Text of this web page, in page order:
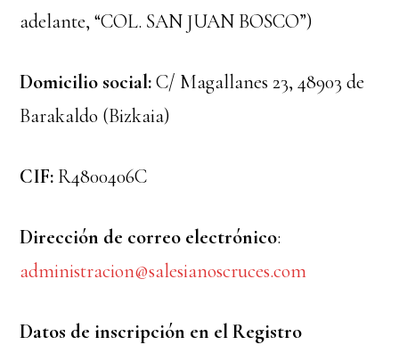
adelante, “COL. SAN JUAN BOSCO”)
Domicilio social:C/ Magallanes 23, 48903 de
Barakaldo (Bizkaia)
CIF: R4800406C
Dirección de correo electrónico:
administracion@salesianoscruces.com
Datos de inscripción en el Registro